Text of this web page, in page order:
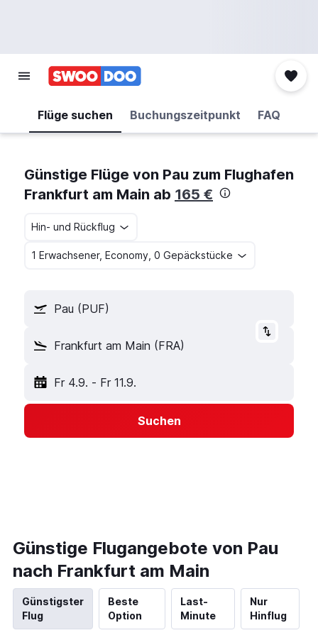
Flüge suchen Buchungszeitpunkt FAQ
Günstige Flüge von Pau zum Flughafen
Frankfurt am Main ab 165 €
Hin- und Rückflug
1 Erwachsener, Economy, 0 Gepäckstücke
Pau (PUF)
Frankfurt am Main (FRA)
Fr 4.9. - Fr 11.9.
Suchen
Günstige Flugangebote von Pau
nach Frankfurt am Main
Günstigster
Flug
Beste
Option
Last-
Minute
Nur
Hinflug